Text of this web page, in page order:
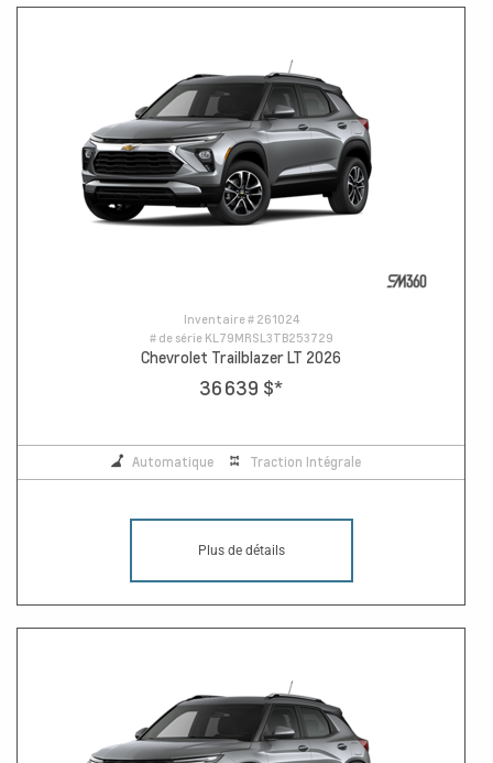
Inventaire # 261024
# de série KL79MRSL3TB253729
Chevrolet Trailblazer LT 2026
36 639 $*
Automatique Traction Intégrale
Plus de détails